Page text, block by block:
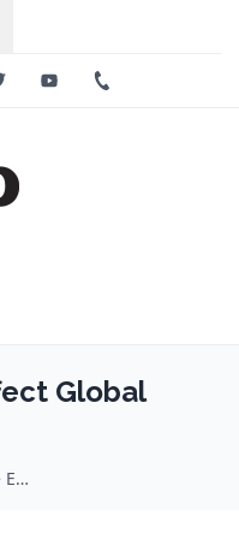
Twitter Youtube
Global
GCE Circle Effect Global